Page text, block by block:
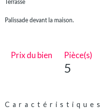
Terrasse
Palissade devant la maison.
Prix du bien Pièce(s)
5
Caractéristiques